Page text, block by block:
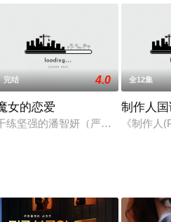
为大企业的领导之后发生的一系
完结 4.0
女的恋爱
练坚强的潘智妍（严正花饰）是供
全12集
制作人
《制作